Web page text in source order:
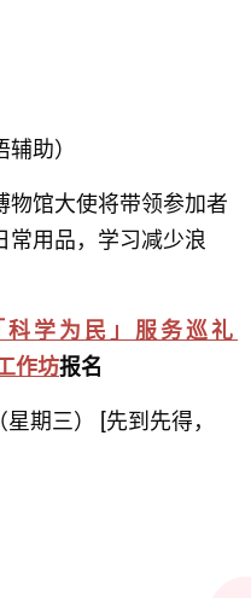
助）
物馆大使将带领参加者
常用品，学习减少浪
科学为民」服务巡礼
作坊报名
期三） [先到先得，